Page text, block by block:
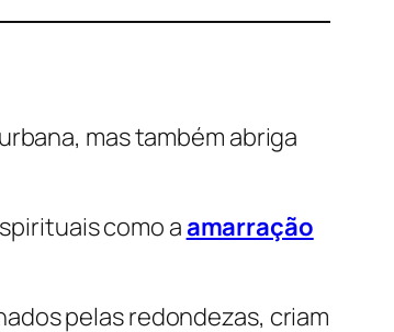
mas também abriga
como aamarração
pelas redondezas, criam